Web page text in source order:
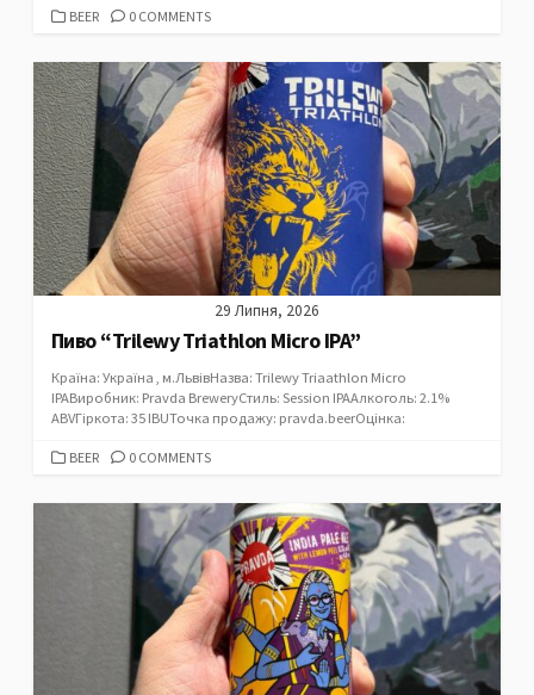
CATEGORIES
BEER 0 COMMENTS
29 Липня, 2026
Пиво “Trilewy Triathlon Micro IPA”
Країна: Україна , м.ЛьвівНазва: Trilewy Triaathlon Micro
IPAВиробник: Pravda BreweryСтиль: Session IPAАлкоголь: 2.1%
ABVГіркота: 35 IBUТочка продажу: pravda.beerОцінка:
CATEGORIES
BEER 0 COMMENTS